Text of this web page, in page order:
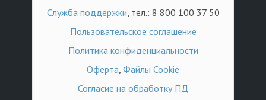
Служба поддержки, тел.: 8 800 100 37 50
Пользовательское соглашение
Политика конфиденциальности
Оферта, Файлы Cookie
Согласие на обработку ПД